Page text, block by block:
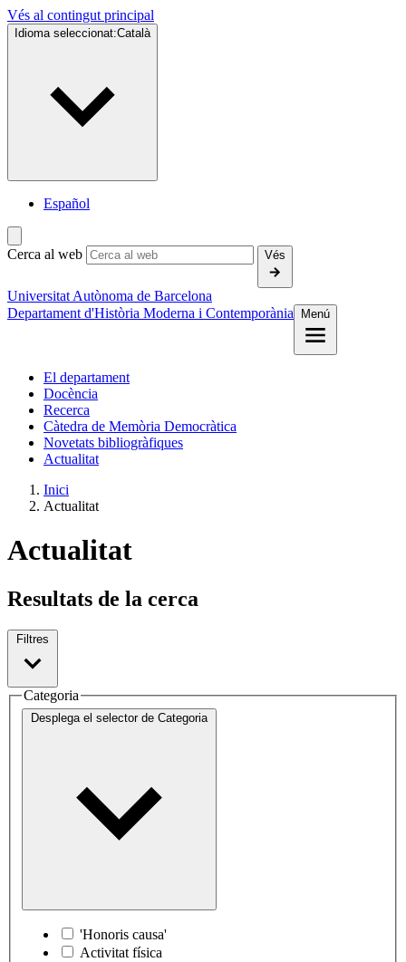
Vés al contingut principal
Idioma seleccionat:Català
Español
Cerca al web Vés
Universitat Autònoma de Barcelona
Departament d'Història Moderna i Contemporània
Menú
El departament
Docència
Recerca
Càtedra de Memòria Democràtica
Novetats bibliogràfiques
Actualitat
Inici
Actualitat
Actualitat
Resultats de la cerca
Filtres
Categoria
Desplega el selector de Categoria
'Honoris causa'
Activitat física